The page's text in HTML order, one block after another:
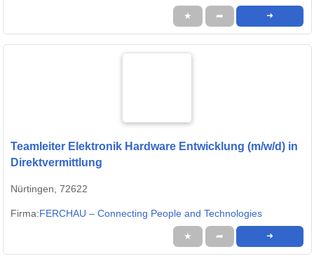
★ ➦ ➜
Teamleiter Elektronik Hardware Entwicklung (m/w/d) in
Direktvermittlung
Nürtingen, 72622
Firma:FERCHAU – Connecting People and Technologies
★ ➦ ➜